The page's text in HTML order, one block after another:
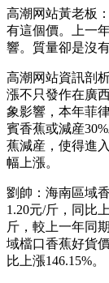
高潮网站黃老板
有這個價。上一
響。質量卻是沒
高潮网站資訊剖
漲不只發作在廣
象影響，本年菲
賓香蕉或減産
蕉減産，使得進
幅上漲。
劉帥：海南區域
1.20元/斤，同比
斤，較上一年同
域檔口香蕉好貨
比上漲146.15%。